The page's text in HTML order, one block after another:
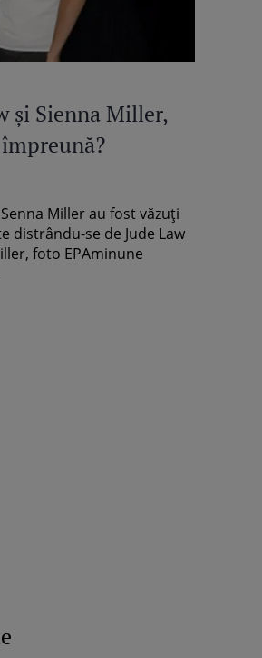
şi Sienna Miller,
Senna Miller au fost văzuţi
distrându-se de Jude Law
foto EPAminune